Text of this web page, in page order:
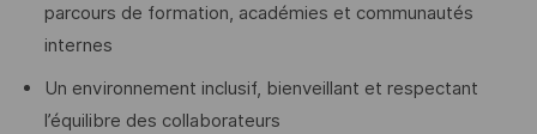
parcours de formation, académies et communautés
internes
Un environnement inclusif, bienveillant et respectant
l’équilibre des collaborateurs